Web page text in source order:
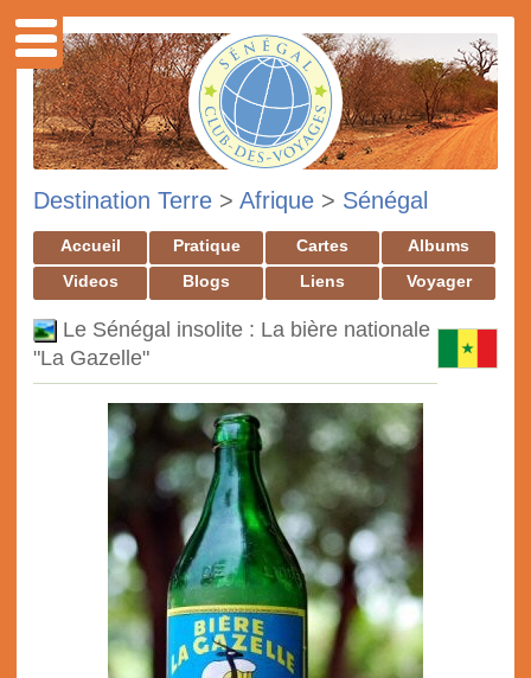
Destination Terre > Afrique > Sénégal
Accueil Pratique Cartes
Albums
Videos
Blogs Liens Voyager
Le Sénégal insolite : La bière nationale
"La Gazelle"